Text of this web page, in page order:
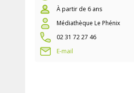
À partir de 6 ans
Médiathèque Le Phénix
02 31 72 27 46
E-mail